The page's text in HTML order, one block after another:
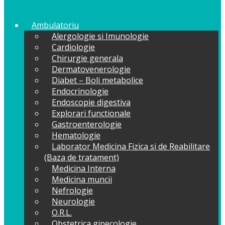
Ambulatoriu
Alergologie si Imunologie
Cardiologie
Chirurgie generala
Dermatovenerologie
Diabet – Boli metabolice
Endocrinologie
Endoscopie digestiva
Explorari functionale
Gastroenterologie
Hematologie
Laborator Medicina Fizica si de Reabilitare
(Baza de tratament)
Medicina Interna
Medicina muncii
Nefrologie
Neurologie
O.R.L.